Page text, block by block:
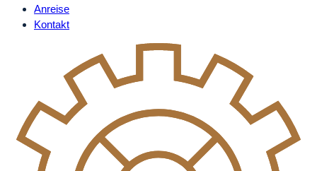
Anreise
Kontakt